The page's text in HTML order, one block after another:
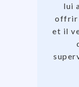
lui
offrir
et il